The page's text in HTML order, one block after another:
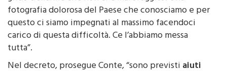
fotografia dolorosa del Paese che conosciamo e per
questo ci siamo impegnati al massimo facendoci
carico di questa difficoltà. Ce l’abbiamo messa
tutta”.
Nel decreto, prosegue Conte, “sono previstiaiuti